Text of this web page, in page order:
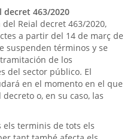
decret 463/2020
Reial decret 463/2020,
a partir del 14 de març de
suspenden términos y se
de los
del sector público. El
en el momento en el que
o, en su caso, las
els terminis de tots els